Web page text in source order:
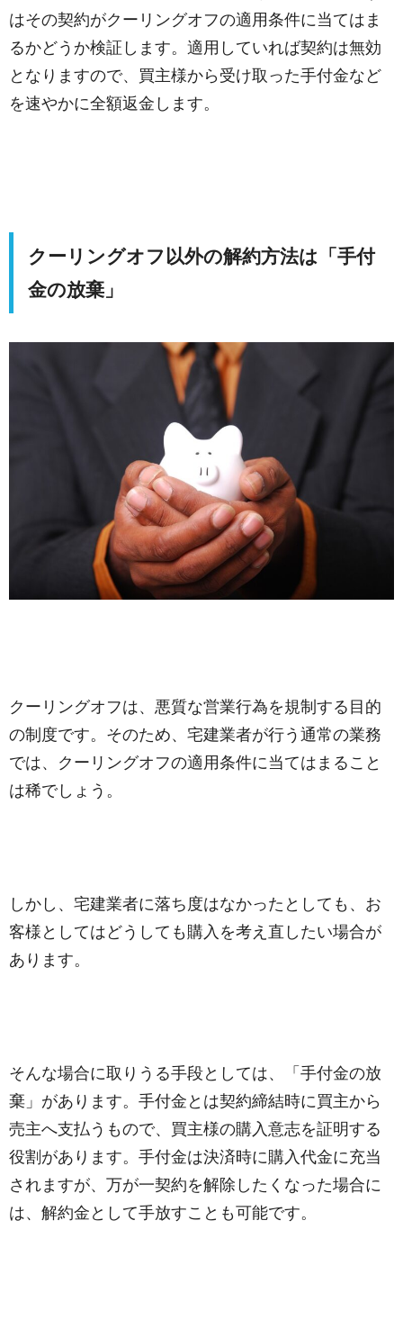
はその契約がクーリングオフの適用条件に当てはま
るかどうか検証します。適用していれば契約は無効
となりますので、買主様から受け取った手付金など
を速やかに全額返金します。
クーリングオフ以外の解約方法は「手付
金の放棄」
クーリングオフは、悪質な営業行為を規制する目的
の制度です。そのため、宅建業者が行う通常の業務
では、クーリングオフの適用条件に当てはまること
は稀でしょう。
しかし、宅建業者に落ち度はなかったとしても、お
客様としてはどうしても購入を考え直したい場合が
あります。
そんな場合に取りうる手段としては、「手付金の放
棄」があります。手付金とは契約締結時に買主から
売主へ支払うもので、買主様の購入意志を証明する
役割があります。手付金は決済時に購入代金に充当
されますが、万が一契約を解除したくなった場合に
は、解約金として手放すことも可能です。